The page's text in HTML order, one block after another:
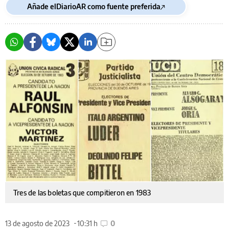
Añade elDiarioAR como fuente preferida
Tres de las boletas que compitieron en 1983
13 de agosto de 2023 10:31 h 0